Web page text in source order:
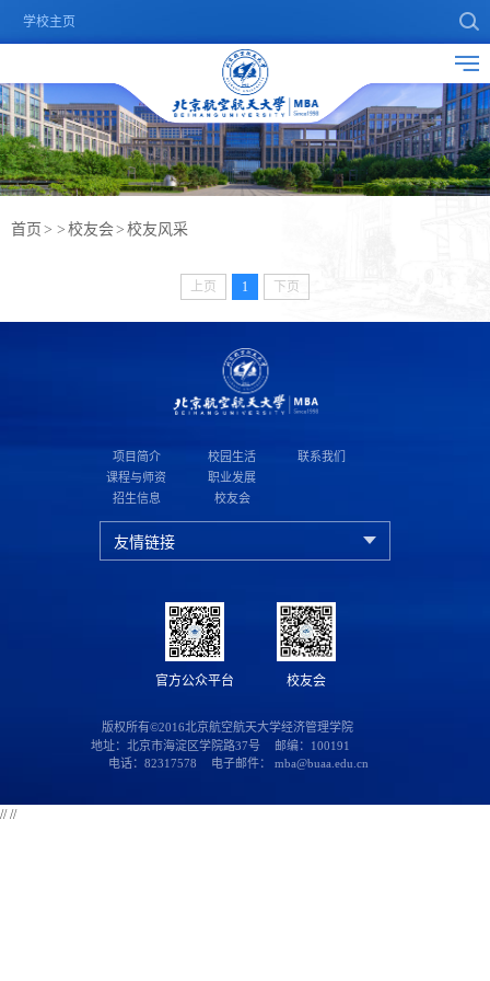
学校主页
首页 > > 校友会> 校友风采
上页 1 下页
项目简介
课程与师资
招生信息
校园生活
职业发展
校友会
联系我们
官方公众平台 校友会
版权所有©2016北京航空航天大学经济管理学院
地址：北京市海淀区学院路37号
邮编：100191
电话：82317578
电子邮件： mba@buaa.edu.cn
// //